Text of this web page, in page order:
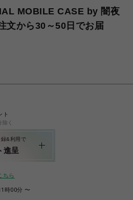
MOBILE CASE by 闇夜
文から30～50日でお届
ト
く
&利用で
進呈
ちら
時00分 〜